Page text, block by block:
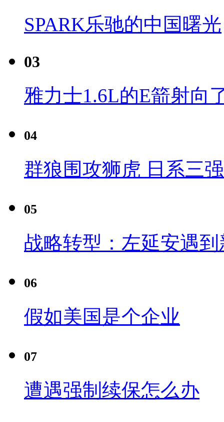
SPARK乐驰的中国曙光
03
雅力士1.6L的E箭射向
04
群狼围攻狮虎 日系三
05
战略转型：左延安遇
06
假如美国是个企业
07
遭遇强制续保怎么办